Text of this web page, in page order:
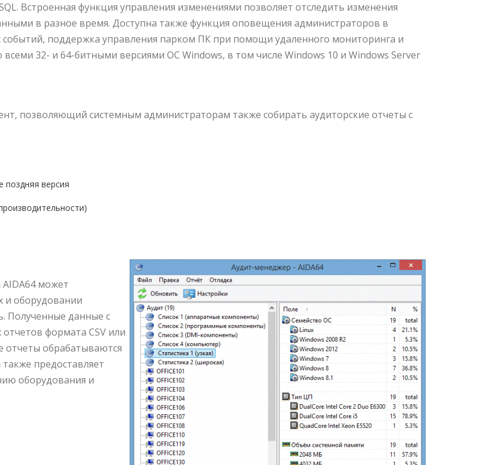
Встроенная функция управления изменениями позволяет отследить изменения
в разное время. Доступна также функция оповещения администраторов в
поддержка управления парком ПК при помощи удаленного мониторинга и
всеми 32- и 64-битными версиями ОС Windows, в том числе Windows 10 и Windows Server
позволяющий системным администраторам также собирать аудиторские отчеты с
поздняя версия
может
и оборудовании
Полученные данные с
формата CSV или
отчеты обрабатываются
предоставляет
оборудования и